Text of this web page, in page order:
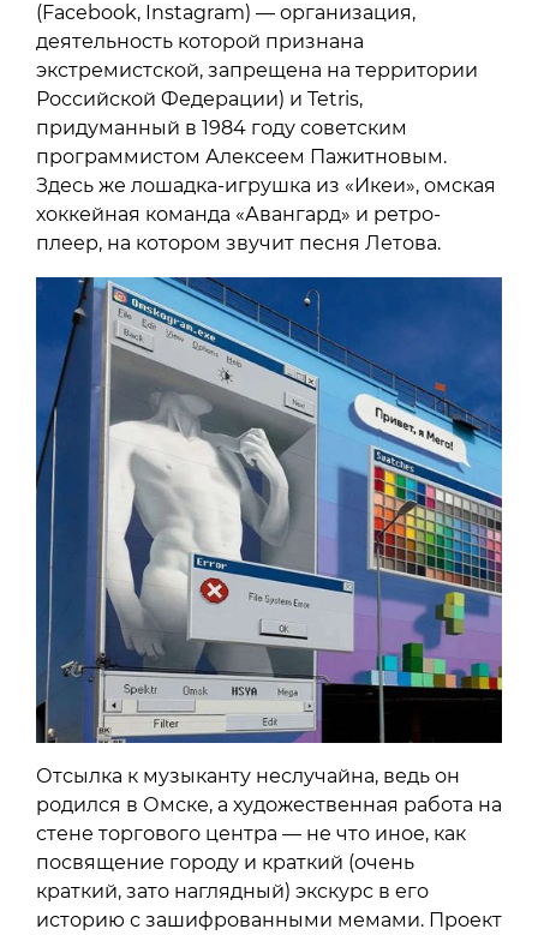
(Facebook, Instagram) — организация,
деятельность которой признана
экстремистской, запрещена на территории
Российской Федерации) и Tetris,
придуманный в 1984 году советским
программистом Алексеем Пажитновым.
Здесь же лошадка-игрушка из «Икеи», омская
хоккейная команда «Авангард» и ретро-
плеер, на котором звучит песня Летова.
Отсылка к музыканту неслучайна, ведь он
родился в Омске, а художественная работа на
стене торгового центра — не что иное, как
посвящение городу и краткий (очень
краткий, зато наглядный) экскурс в его
историю с зашифрованными мемами. Проект